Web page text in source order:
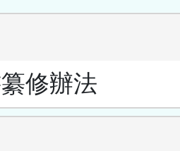
修辦法